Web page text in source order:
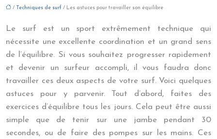
/ Techniques de surf / Les astuces pour travailler son équilibre
Le surf est un sport extrêmement technique qui
nécessite une excellente coordination et un grand sens
de l’équilibre. Si vous souhaitez progresser rapidement
et devenir un surfeur accompli, il vous faudra donc
travailler ces deux aspects de votre surf. Voici quelques
astuces pour y parvenir. Tout d’abord, faites des
exercices d’équilibre tous les jours. Cela peut être aussi
simple que de tenir sur une jambe pendant 30
secondes, ou de faire des pompes sur les mains. Ces